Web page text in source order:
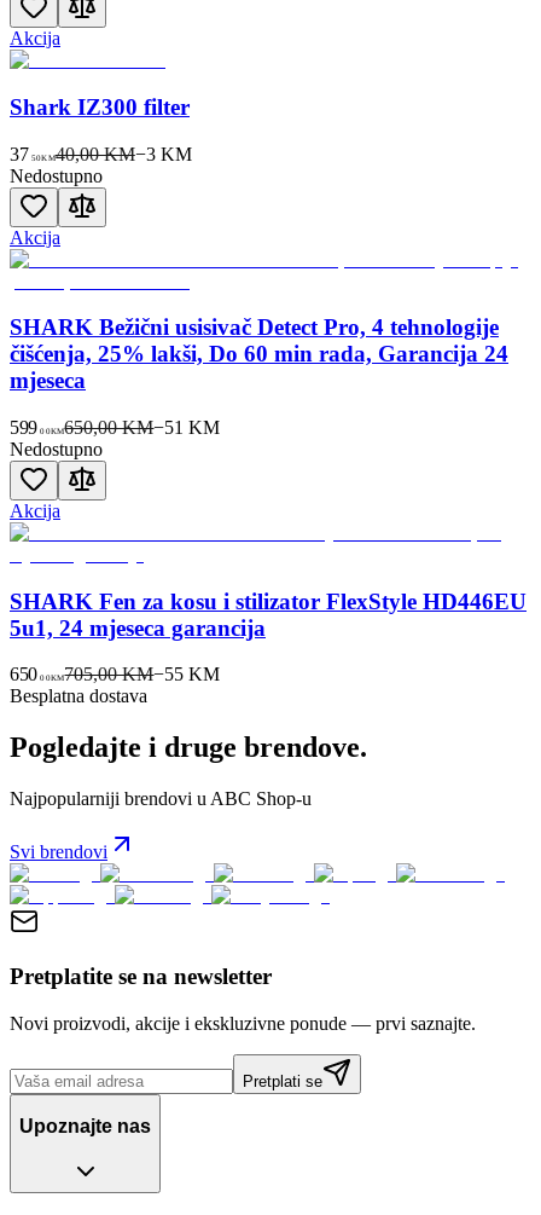
Akcija
Shark IZ300 filter
37 50KM40,00 KM−3KM
Nedostupno
Akcija
SHARK Bežični usisivač Detect Pro, 4 tehnologije
čišćenja, 25% lakši, Do 60 min rada, Garancija 24
mjeseca
599 00KM650,00 KM−51 KM
Nedostupno
Akcija
SHARK Fen za kosu i stilizator FlexStyle HD446EU
5u1, 24 mjeseca garancija
650 00KM705,00 KM−55 KM
Besplatna dostava
Pogledajte i druge brendove.
Najpopularniji brendovi u ABC Shop-u
Svi brendovi
Pretplatite se na newsletter
Novi proizvodi, akcije i ekskluzivne ponude — prvi saznajte.
Pretplati se
Upoznajte nas